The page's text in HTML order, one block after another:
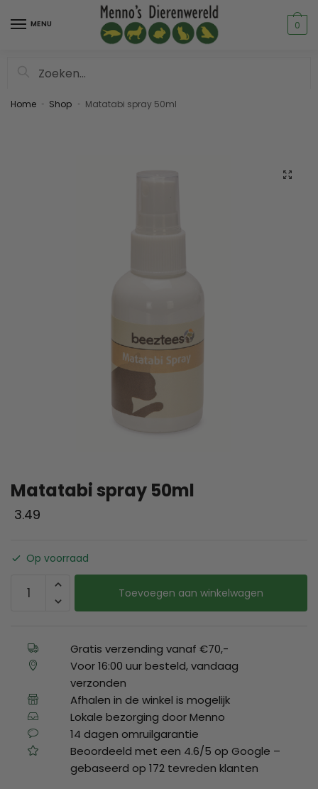
MENU 0
Home Shop Matatabi spray 50ml
Matatabi spray 50ml
3.49
Op voorraad
Toevoegen aan winkelwagen
Gratis verzending vanaf €70,-
Voor 16:00 uur besteld, vandaag
verzonden
Afhalen in de winkel is mogelijk
Lokale bezorging door Menno
14 dagen omruilgarantie
Beoordeeld met een 4.6/5 op Google –
gebaseerd op 172 tevreden klanten